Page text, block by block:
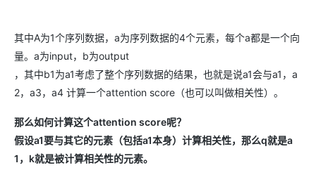
其中A为1个序列数据，a为序列数据的4个元素，每个a都是一个向
量。a为input，b为output
，其中b1为a1考虑了整个序列数据的结果，也就是说a1会与a1，a
2，a3，a4 计算一个attention score（也可以叫做相关性）。
那么如何计算这个attention score呢？
假设a1要与其它的元素（包括a1本身）计算相关性，那么q就是a
1，k就是被计算相关性的元素。